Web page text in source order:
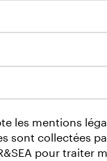
les mentions
sont collectées
pour traiter